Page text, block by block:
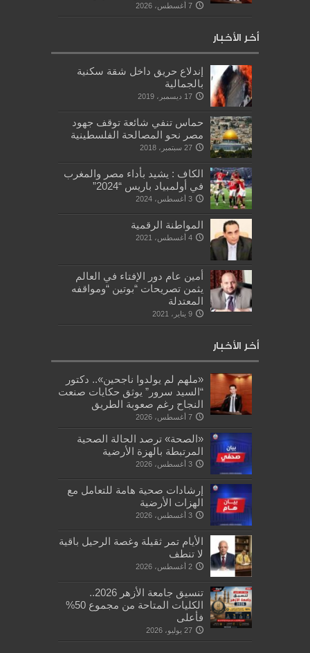
7 أغسطس، 2026
أخر الأخبار
إندلاع حريق داخل شقة سكنية
بالجمالية
17 ديسمبر، 2019
حماس تنفي شائعة توقف جهود
مصر نحو المصالحة الفلسطينية
27 سبتمبر، 2018
الكاف : يشيد بأداء مصر والمغرب
في أولمبياد باريس “2024”
3 أغسطس، 2024
المواطنة الرقمية
4 أغسطس، 2021
أمين عام دور الإفتاء في العالم
يثمن تصريحات “بوتين “ومواقفه
المعتدلة
9 يناير، 2021
أخر الأخبار
«ملهم لم يولدوا ناجحين».. دكتور
“السيد سرور” يوثق حكايات صنعت
النجاح رغم صعوبة الطريق
7 أغسطس، 2026
«الصحة» ترصد الحالة الصحية
المرتبطة بالهزة الأرضية
3 أغسطس، 2026
إرشادات صحية هامة للتعامل مع
الهزات الأرضية
3 أغسطس، 2026
الأيام تمر ثقيلة وغصة الرحيل باقية
لا تنطف
2 أغسطس، 2026
تنسيق جامعة الأزهر 2026..
الكليات المتاحة من مجموع 50%
فأعلى
27 يوليو، 2026